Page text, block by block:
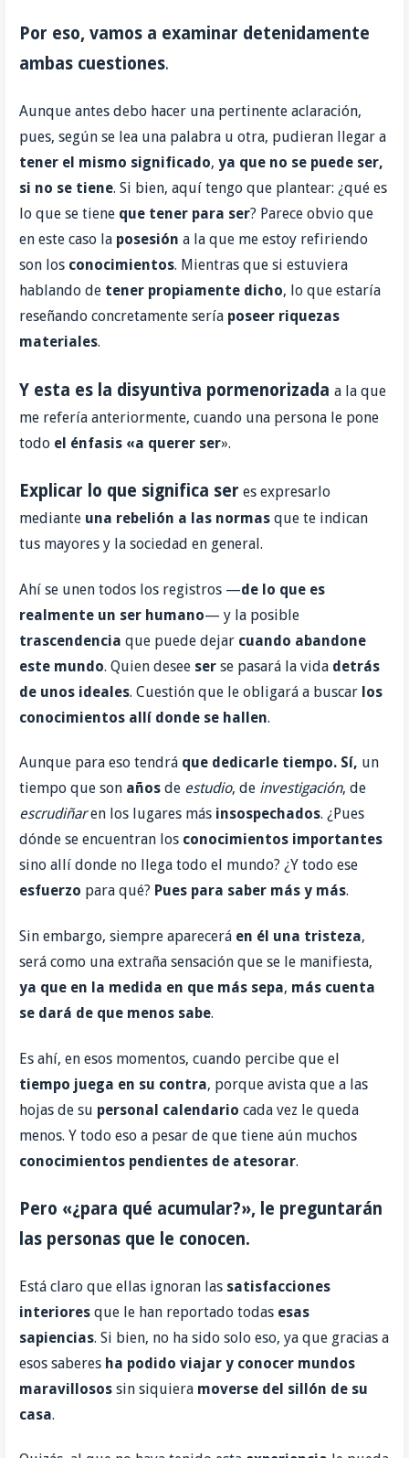
Por eso, vamos a examinar detenidamente
ambas cuestiones.
Aunque antes debo hacer una pertinente aclaración,
pues, según se lea una palabra u otra, pudieran llegar a
tener el mismo significado, ya que no se puede ser,
si no se tiene. Si bien, aquí tengo que plantear: ¿qué es
lo que se tiene que tener para ser? Parece obvio que
en este caso la posesión a la que me estoy refiriendo
son los conocimientos. Mientras que si estuviera
hablando de tener propiamente dicho, lo que estaría
reseñando concretamente sería poseer riquezas
materiales.
Y esta es la disyuntiva pormenorizada a la que
me refería anteriormente, cuando una persona le pone
todo el énfasis «a querer ser».
Explicar lo que significa ser es expresarlo
mediante una rebelión a las normasque te indican
tus mayores y la sociedad en general.
Ahí se unen todos los registros —de lo que es
realmente un ser humano— y la posible
trascendencia que puede dejar cuando abandone
este mundo. Quien deseeserse pasará la vida detrás
de unos ideales. Cuestión que le obligará a buscar los
conocimientos allí donde se hallen.
Aunque para eso tendrá que dedicarle tiempo. Sí, un
tiempo que sonañosde estudio, de investigación, de
escrudiñaren los lugares másinsospechados. ¿Pues
dónde se encuentran los conocimientos importantes
sino allí donde no llega todo el mundo? ¿Y todo ese
esfuerzo para qué? Pues para saber más y más.
Sin embargo, siempre aparecerá en él una tristeza,
será como una extraña sensación que se le manifiesta,
ya que en la medida en que más sepa, más cuenta
se dará de que menos sabe.
Es ahí, en esos momentos, cuando percibe que el
tiempo juega en su contra, porque avista que a las
hojas de su personal calendario cada vez le queda
menos. Y todo eso a pesar de que tiene aún muchos
conocimientos pendientes de atesorar.
Pero «¿para qué acumular?», le preguntarán
las personas que le conocen.
Está claro que ellas ignoran las satisfacciones
interioresque le han reportado todas esas
sapiencias. Si bien, no ha sido solo eso, ya que gracias a
esos saberes ha podido viajar y conocer mundos
maravillosossin siquiera moverse del sillón de su
casa.